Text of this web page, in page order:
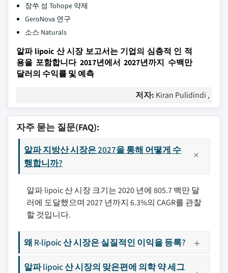
장쑤 성 Tohope 약제
GeroNova 연구
소스 Naturals
알파 lipoic 산 시장 보고서는 기업의 심층적 인 적
용을 포함합니다 2017년에서 2027년까지 수백만
달러의 수익률 및 예측
저자: Kiran Pulidindi ,
자주 묻는 질문(FAQ):
알파 지방산 시장은 2027을 통해 어떻게 수
행합니까?
알파 lipoic 산 시장 크기는 2020 년에 805.7 백만 달
러에 도달했으며 2027 년까지 6.3%의 CAGR를 관찰
할 것입니다.
왜 R-lipoic 산 시장은 실질적인 이익을 등록?
알파 lipoic 산 시장의 맞은편에 의학 약 세그